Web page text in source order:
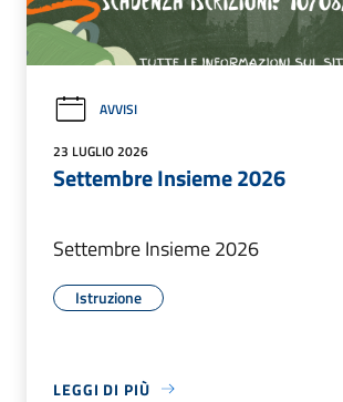
AVVISI
23 LUGLIO 2026
Settembre Insieme 2026
Settembre Insieme 2026
Istruzione
LEGGI DI PIÙ